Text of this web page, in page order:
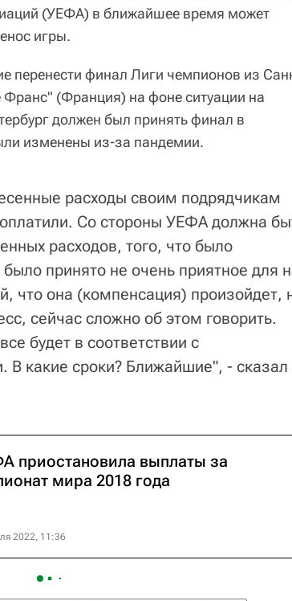
(УЕФА) в ближайшее время может
игры.
перенести финал Лиги чемпионов из
Франс" (Франция) на фоне ситуации на
должен был принять финал в
изменены из-за пандемии.
расходы своим подрядчикам
Со стороны УЕФА должна
расходов, того, что было
принято не очень приятное для
что она (компенсация) произойдет,
сейчас сложно об этом говорить.
будет в соответствии с
какие сроки? Ближайшие", - сказал
приостановила выплаты за
мира 2018 года
2022, 11:36